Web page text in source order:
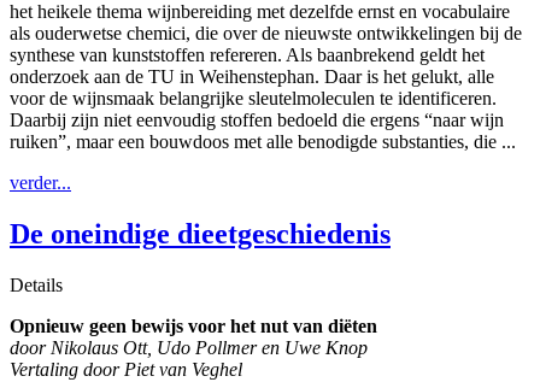
het heikele thema wijnbereiding met dezelfde ernst en vocabulaire
als ouderwetse chemici, die over de nieuwste ontwikkelingen bij de
synthese van kunststoffen refereren. Als baanbrekend geldt het
onderzoek aan de TU in Weihenstephan. Daar is het gelukt, alle
voor de wijnsmaak belangrijke sleutelmoleculen te identificeren.
Daarbij zijn niet eenvoudig stoffen bedoeld die ergens “naar wijn
ruiken”, maar een bouwdoos met alle benodigde substanties, die ...
verder...
De oneindige dieetgeschiedenis
Details
Opnieuw geen bewijs voor het nut van diëten
door Nikolaus Ott, Udo Pollmer en Uwe Knop
Vertaling door Piet van Veghel